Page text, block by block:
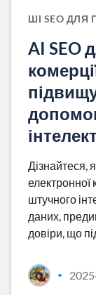
ШІ SEO
AI SEO
Дізнайтеся,
електронної
штучного
даних,
довіри, що
•